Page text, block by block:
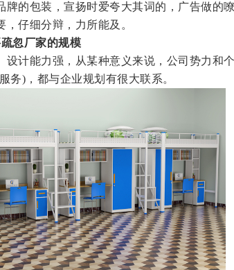
牌的包装，宣扬时爱夸大其词的，广告做的
仔细分辩，力所能及。
忽厂家的规模
计能力强，从某种意义来说，公司势力和
务)，都与企业规划有很大联系。